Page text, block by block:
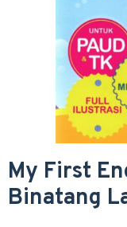
My First
Binatang